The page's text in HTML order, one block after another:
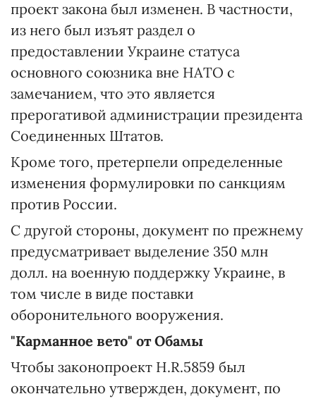
проект закона был изменен. В частности,
из него был изъят раздел о
предоставлении Украине статуса
основного союзника вне НАТО с
замечанием, что это является
прерогативой администрации президента
Соединенных Штатов.
Кроме того, претерпели определенные
изменения формулировки по санкциям
против России.
С другой стороны, документ по прежнему
предусматривает выделение 350 млн
долл. на военную поддержку Украине, в
том числе в виде поставки
оборонительного вооружения.
"Карманное вето" от Обамы
Чтобы законопроект H.R.5859 был
окончательно утвержден, документ, по